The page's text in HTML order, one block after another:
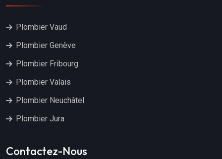
Plombier Vaud
Plombier Genève
Plombier Fribourg
Plombier Valais
Plombier Neuchâtel
Plombier Jura
Contactez-Nous